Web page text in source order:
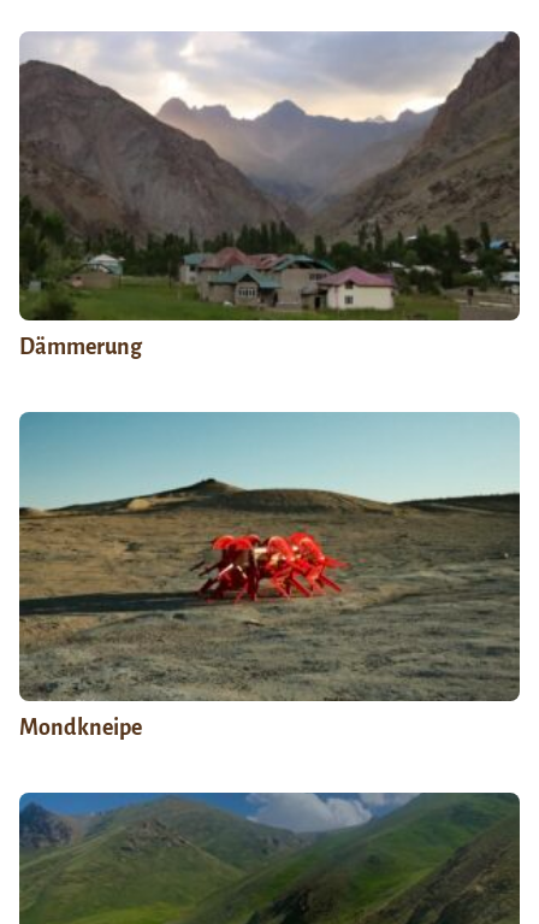
Dämmerung
Mondkneipe